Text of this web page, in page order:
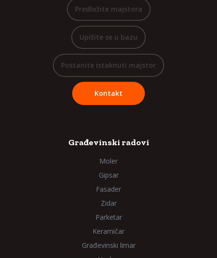
Predložite majstora
Upišite se u bazu
Postanite istaknuti majstor
Kontakt
Građevinski radovi
Moler
Gipsar
Fasader
Zidar
Parketar
Keramičar
Građevinski limar